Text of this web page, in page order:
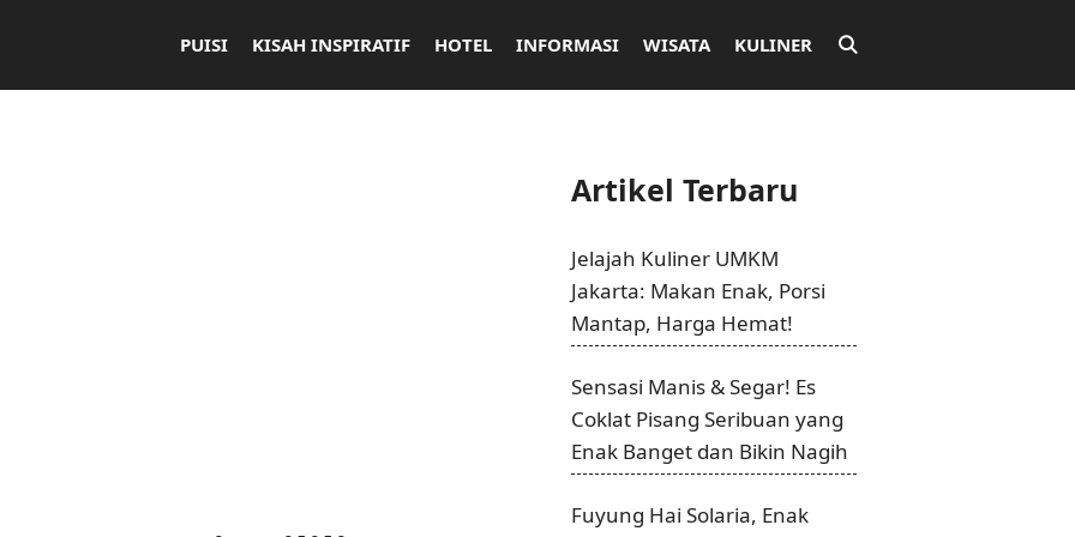
PUISI KISAH INSPIRATIF HOTEL INFORMASI WISATA KULINER
Artikel Terbaru
Jelajah Kuliner UMKM
Jakarta: Makan Enak, Porsi
Mantap, Harga Hemat!
Sensasi Manis & Segar! Es
Coklat Pisang Seribuan yang
Enak Banget dan Bikin Nagih
Fuyung Hai Solaria, Enak